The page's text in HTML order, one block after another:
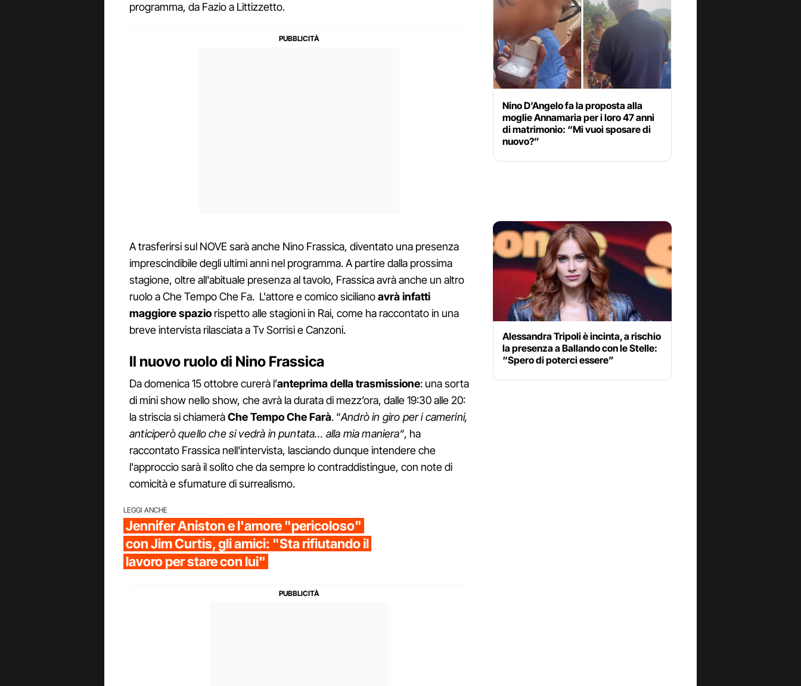
programma, da Fazio a Littizzetto.
A trasferirsi sul NOVE sarà anche Nino Frassica, diventato una presenza
imprescindibile degli ultimi anni nel programma. A partire dalla prossima
stagione, oltre all'abituale presenza al tavolo, Frassica avrà anche un altro
ruolo a Che Tempo Che Fa. L'attore e comico sicilianoavrà infatti
maggiore spazio rispetto alle stagioni in Rai, come ha raccontato in una
breve intervista rilasciata a Tv Sorrisi e Canzoni.
Il nuovo ruolo di Nino Frassica
Da domenica 15 ottobre curerà l’anteprima della trasmissione: una sorta
di mini show nello show, che avrà la durata di mezz’ora, dalle 19:30 alle 20:
la striscia si chiameràChe Tempo Che Farà. “Andrò in giro per i camerini,
anticiperò quello che si vedrà in puntata… alla mia maniera“, ha
raccontato Frassica nell'intervista, lasciando dunque intendere che
l'approccio sarà il solito che da sempre lo contraddistingue, con note di
comicità e sfumature di surrealismo.
LEGGI ANCHE
Jennifer Aniston e l'amore "pericoloso"
con Jim Curtis, gli amici: "Sta rifiutando il
lavoro per stare con lui"
Nino D’Angelo fa la proposta alla
moglie Annamaria per i loro 47 anni
di matrimonio: “Mi vuoi sposare di
nuovo?”
Alessandra Tripoli è incinta, a rischio
la presenza a Ballando con le Stelle:
“Spero di poterci essere”